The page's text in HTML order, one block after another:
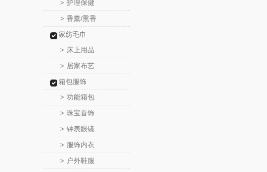
> 护理保健
> 香薰/熏香
家纺毛巾
> 床上用品
> 居家布艺
箱包服饰
> 功能箱包
> 珠宝首饰
> 钟表眼镜
> 服饰内衣
> 户外鞋服